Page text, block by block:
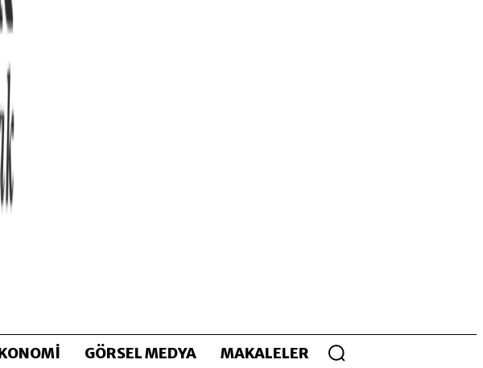
GÖRSEL MEDYA MAKALELER